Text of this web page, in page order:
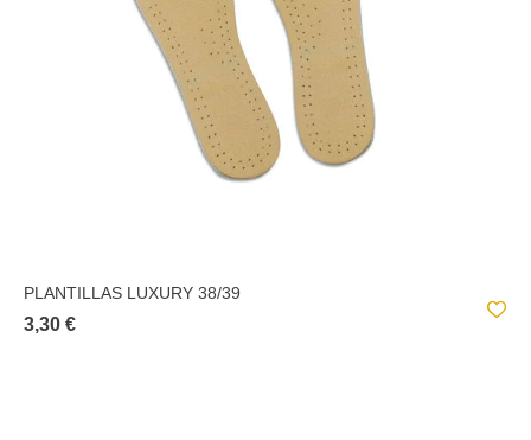
PLANTILLAS LUXURY 38/39
3,30 €